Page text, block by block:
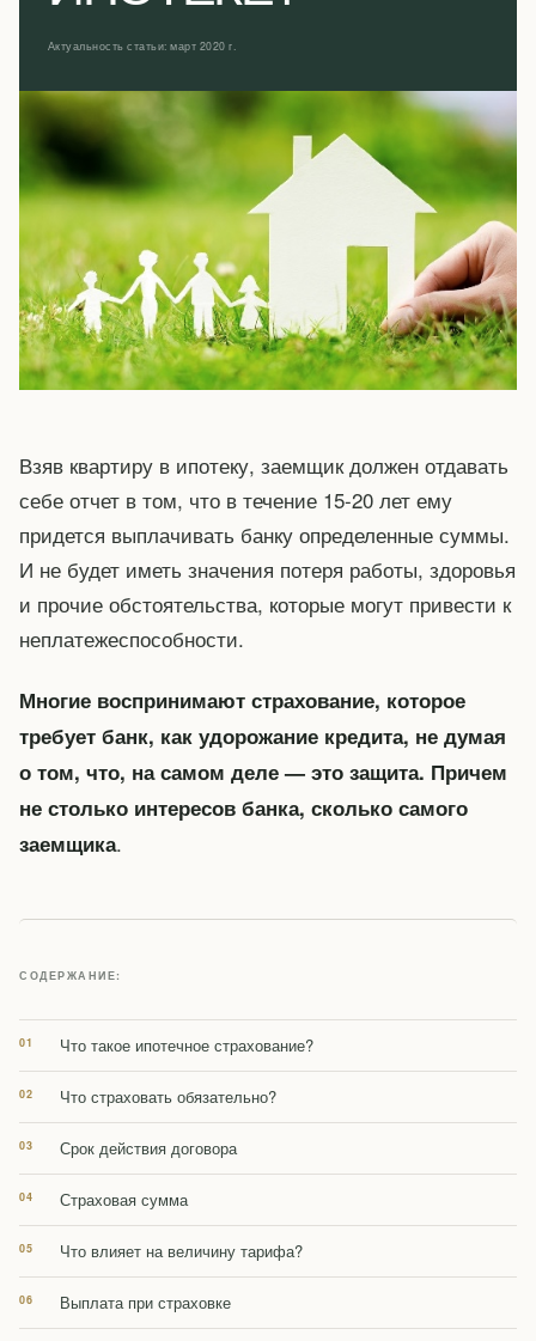
Актуальность статьи: март 2020 г.
Взяв квартиру в ипотеку, заемщик должен отдавать
себе отчет в том, что в течение 15-20 лет ему
придется выплачивать банку определенные суммы.
И не будет иметь значения потеря работы, здоровья
и прочие обстоятельства, которые могут привести к
неплатежеспособности.
Многие воспринимают страхование, которое
требует банк, как удорожание кредита, не думая
о том, что, на самом деле — это защита. Причем
не столько интересов банка, сколько самого
заемщика.
СОДЕРЖАНИЕ:
Что такое ипотечное страхование?
Что страховать обязательно?
Срок действия договора
Страховая сумма
Что влияет на величину тарифа?
Выплата при страховке